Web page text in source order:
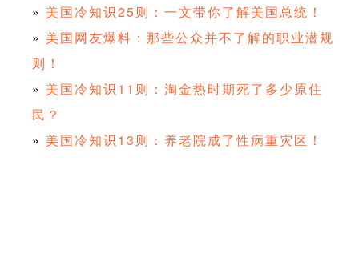
» 美国冷知识25则：一文带你了解美国总统！
» 美国网友爆料：那些公众并不了解的职业潜规
则！
» 美国冷知识11则：淘金热时期死了多少原住
民？
» 美国冷知识13则：养老院成了性病重灾区！